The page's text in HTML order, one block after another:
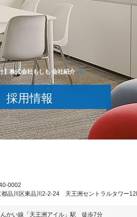
】株式会社もしも 会社紹介
採用情報
0002
都品川区東品川2-2-24 天王洲セントラルタワー
んかい線「天王洲アイル」駅 徒歩7分